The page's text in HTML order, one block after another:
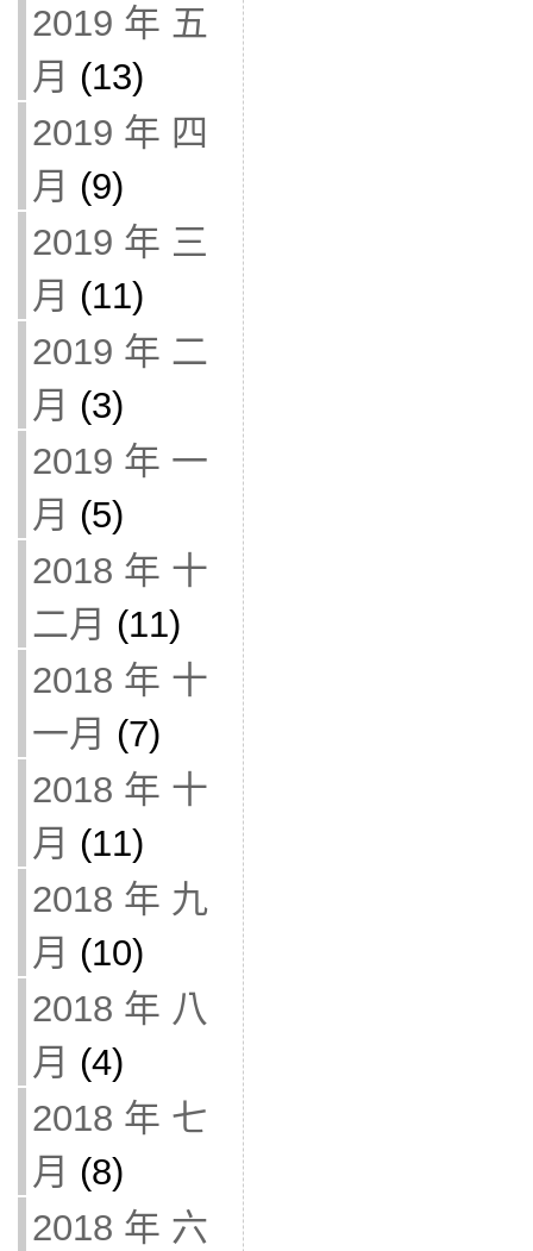
2019 年 五
月 (13)
2019 年 四
月 (9)
2019 年 三
月 (11)
2019 年 二
月 (3)
2019 年 一
月 (5)
2018 年 十
二月 (11)
2018 年 十
一月 (7)
2018 年 十
月 (11)
2018 年 九
月 (10)
2018 年 八
月 (4)
2018 年 七
月 (8)
2018 年 六